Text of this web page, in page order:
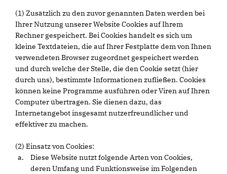
(1) Zusätzlich zu den zuvor genannten Daten werden bei
Ihrer Nutzung unserer Website Cookies auf Ihrem
Rechner gespeichert. Bei Cookies handelt es sich um
kleine Textdateien, die auf Ihrer Festplatte dem von Ihnen
verwendeten Browser zugeordnet gespeichert werden
und durch welche der Stelle, die den Cookie setzt (hier
durch uns), bestimmte Informationen zufließen. Cookies
können keine Programme ausführen oder Viren auf Ihren
Computer übertragen. Sie dienen dazu, das
Internetangebot insgesamt nutzerfreundlicher und
effektiver zu machen.
(2) Einsatz von Cookies:
Diese Website nutzt folgende Arten von Cookies,
deren Umfang und Funktionsweise im Folgenden